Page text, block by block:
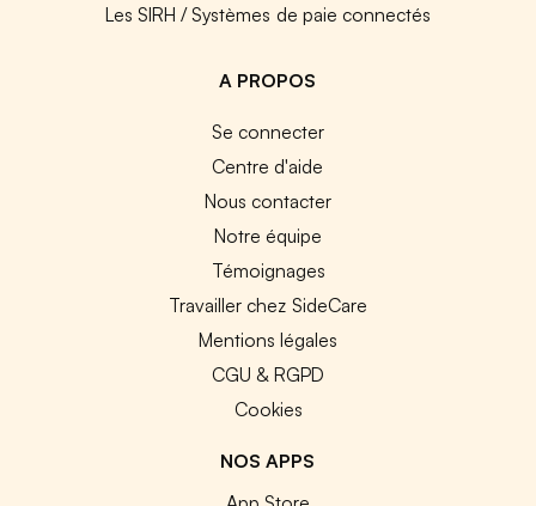
Les SIRH / Systèmes de paie connectés
A PROPOS
Se connecter
Centre d'aide
Nous contacter
Notre équipe
Témoignages
Travailler chez SideCare
Mentions légales
CGU & RGPD
Cookies
NOS APPS